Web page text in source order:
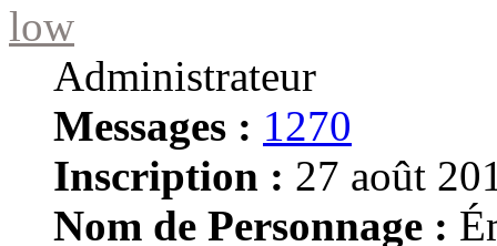
low
Administrateur
Messages : 1270
Inscription : 27 août
Nom de Personnage :